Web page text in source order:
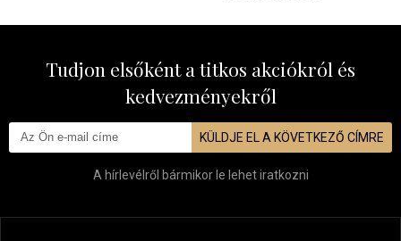
Tudjon elsőként a titkos akciókról és
kedvezményekről
KÜLDJE EL A KÖVETKEZŐ CÍMRE
A hírlevélről bármikor le lehet iratkozni